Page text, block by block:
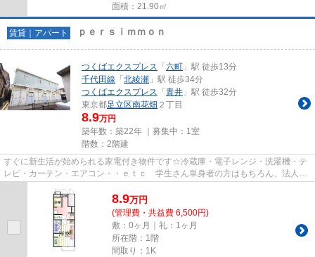
面積：21.90㎡
賃貸｜アパート ｐｅｒｓｉｍｍｏｎ
つくばエクスプレス 「 六町 」駅 徒歩13分
千代田線 「 北綾瀬 」駅 徒歩34分
つくばエクスプレス 「 青井 」駅 徒歩32分
東京都足立区南花畑 ２丁目
8.9万円
築年数：築22年 ｜募集中： 1室
階数：2階建
すぐに新生活が始められる家電付き物件です☆冷蔵庫・電子レンジ・洗濯機・テ
レビ・カーテン・エアコン・・ｅｔｃ 学生さん単身者の方はもちろん、法人様
8.9万円
(管理費・共益費 6,500円)
敷：0ヶ月｜礼：1ヶ月
所在階：1階
間取り：1K